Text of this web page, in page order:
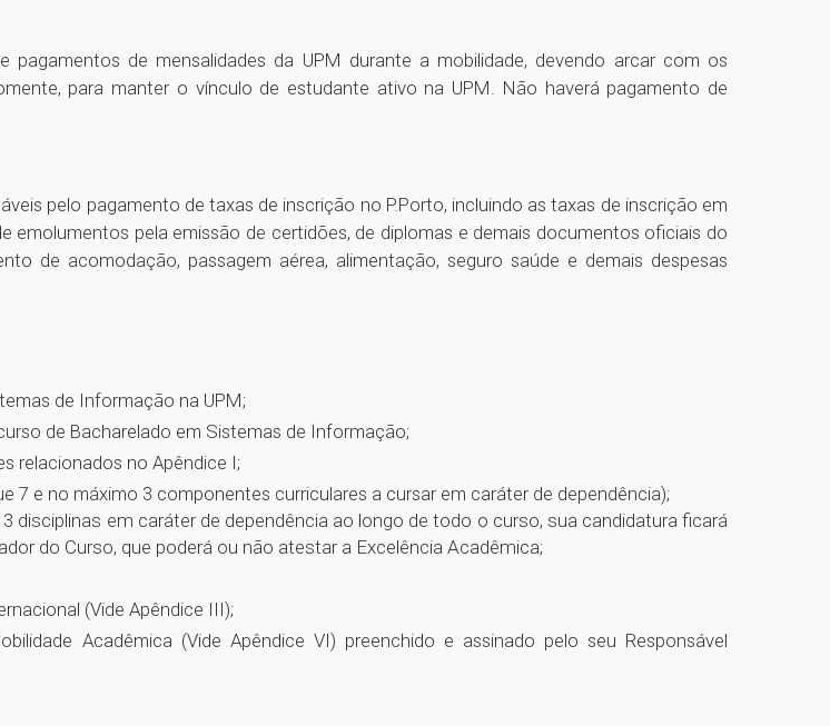
de mensalidades da UPM durante a mobilidade, devendo arcar com os
para manter o vínculo de estudante ativo na UPM. Não haverá pagamento de
pelo pagamento de taxas de inscrição no P.Porto, incluindo as taxas de inscrição em
emolumentos pela emissão de certidões, de diplomas e demais documentos oficiais do
de acomodação, passagem aérea, alimentação, seguro saúde e demais despesas
de Informação na UPM;
de Bacharelado em Sistemas de Informação;
relacionados no Apêndice I;
7 e no máximo 3 componentes curriculares a cursar em caráter de dependência);
disciplinas em caráter de dependência ao longo de todo o curso, sua candidatura ficará
do Curso, que poderá ou não atestar a Excelência Acadêmica;
(Vide Apêndice III);
Acadêmica (Vide Apêndice VI) preenchido e assinado pelo seu Responsável